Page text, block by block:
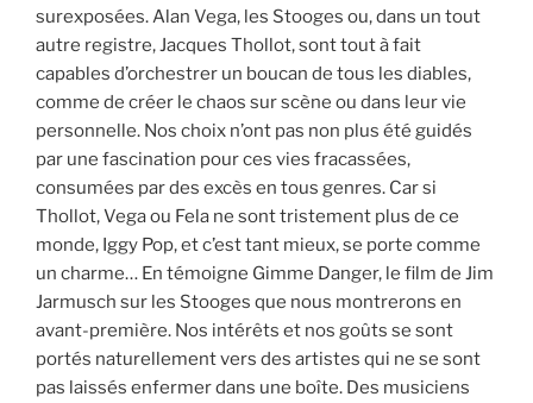
surexposées. Alan Vega, les Stooges ou, dans un tout
autre registre, Jacques Thollot, sont tout à fait
capables d’orchestrer un boucan de tous les diables,
comme de créer le chaos sur scène ou dans leur vie
personnelle. Nos choix n’ont pas non plus été guidés
par une fascination pour ces vies fracassées,
consumées par des excès en tous genres. Car si
Thollot, Vega ou Fela ne sont tristement plus de ce
monde, Iggy Pop, et c’est tant mieux, se porte comme
un charme… En témoigne Gimme Danger, le film de Jim
Jarmusch sur les Stooges que nous montrerons en
avant-première. Nos intérêts et nos goûts se sont
portés naturellement vers des artistes qui ne se sont
pas laissés enfermer dans une boîte. Des musiciens